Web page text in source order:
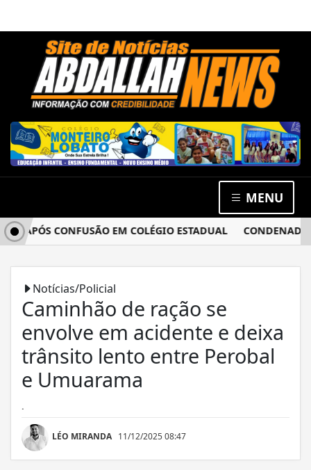
MENU
CONFUSÃO EM COLÉGIO ESTADUAL CONDENADO
Notícias/Policial
Caminhão de ração se
envolve em acidente e deixa
trânsito lento entre Perobal
e Umuarama
.
LÉO MIRANDA 11/12/2025 08:47